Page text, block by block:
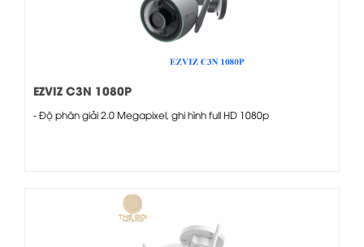
EZVIZ C3N 1080P
- Độ phân giải 2.0 Megapixel, ghi hình full HD 1080p